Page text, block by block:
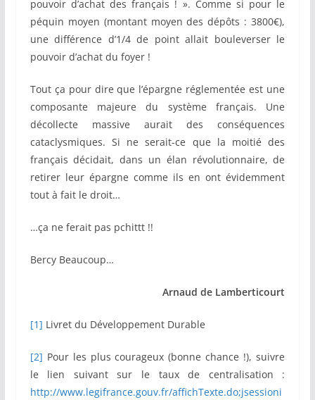
pouvoir d’achat des français ! ». Comme si pour le
péquin moyen (montant moyen des dépôts : 3800€),
une différence d’1/4 de point allait bouleverser le
pouvoir d’achat du foyer !
Tout ça pour dire que l’épargne réglementée est une
composante majeure du système français. Une
décollecte massive aurait des conséquences
cataclysmiques. Si ne serait-ce que la moitié des
français décidait, dans un élan révolutionnaire, de
retirer leur épargne comme ils en ont évidemment
tout à fait le droit…
…ça ne ferait pas pchittt !!
Bercy Beaucoup…
Arnaud de Lamberticourt
[1] Livret du Développement Durable
[2] Pour les plus courageux (bonne chance !), suivre
le lien suivant sur le taux de centralisation :
http://www.legifrance.gouv.fr/affichTexte.do;jsessioni